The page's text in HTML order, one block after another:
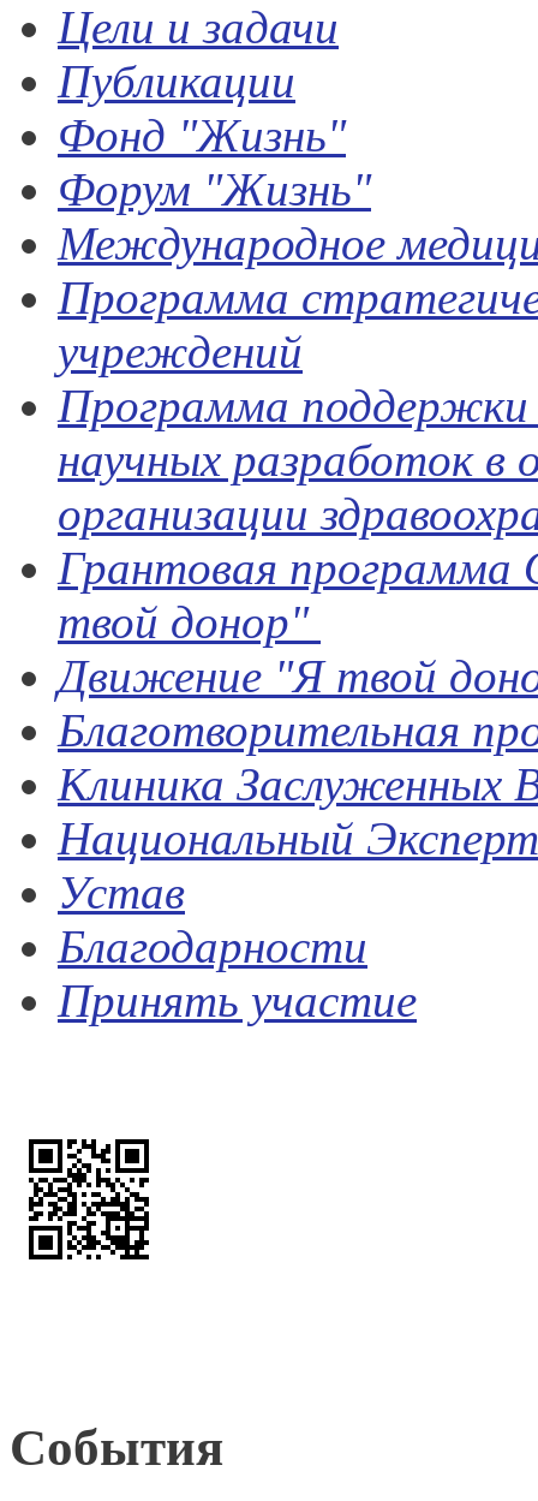
Цели и задачи
Публикации
Фонд "Жизнь"
Форум "Жизнь"
Международное
Программа
учреждений
Программа поддержки
научных разработок в
организации
Грантовая
твой донор"
Движение "Я твой
Благотворительная
Клиника Заслуженных
Национальный
Устав
Благодарности
Принять участие
События